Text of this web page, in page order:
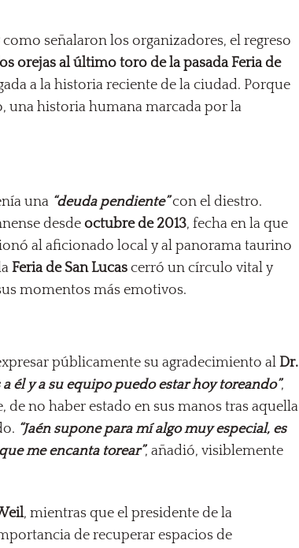
señalaron los organizadores, el regreso
orejas al último toro de la pasada Feria de
a la historia reciente de la ciudad. Porque
una historia humana marcada por la
una “deuda pendiente”con el diestro.
desdeoctubre de 2013, fecha en la que
al aficionado local y al panorama taurino
Feria de San Lucas cerró un círculo vital y
momentos más emotivos.
públicamente su agradecimiento alDr.
a él y a su equipo puedo estar hoy toreando”,
no haber estado en sus manos tras aquella
“Jaén supone para mí algo muy especial, es
me encanta torear”, añadió, visiblemente
, mientras que el presidente de la
de recuperar espacios de